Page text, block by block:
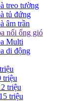
treo tường
tủ đứng
âm trần
nối ống gió
Multi
di động
triệu
triệu
triệu